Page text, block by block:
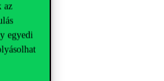
az
egyedi